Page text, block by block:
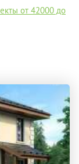
от 42000 до